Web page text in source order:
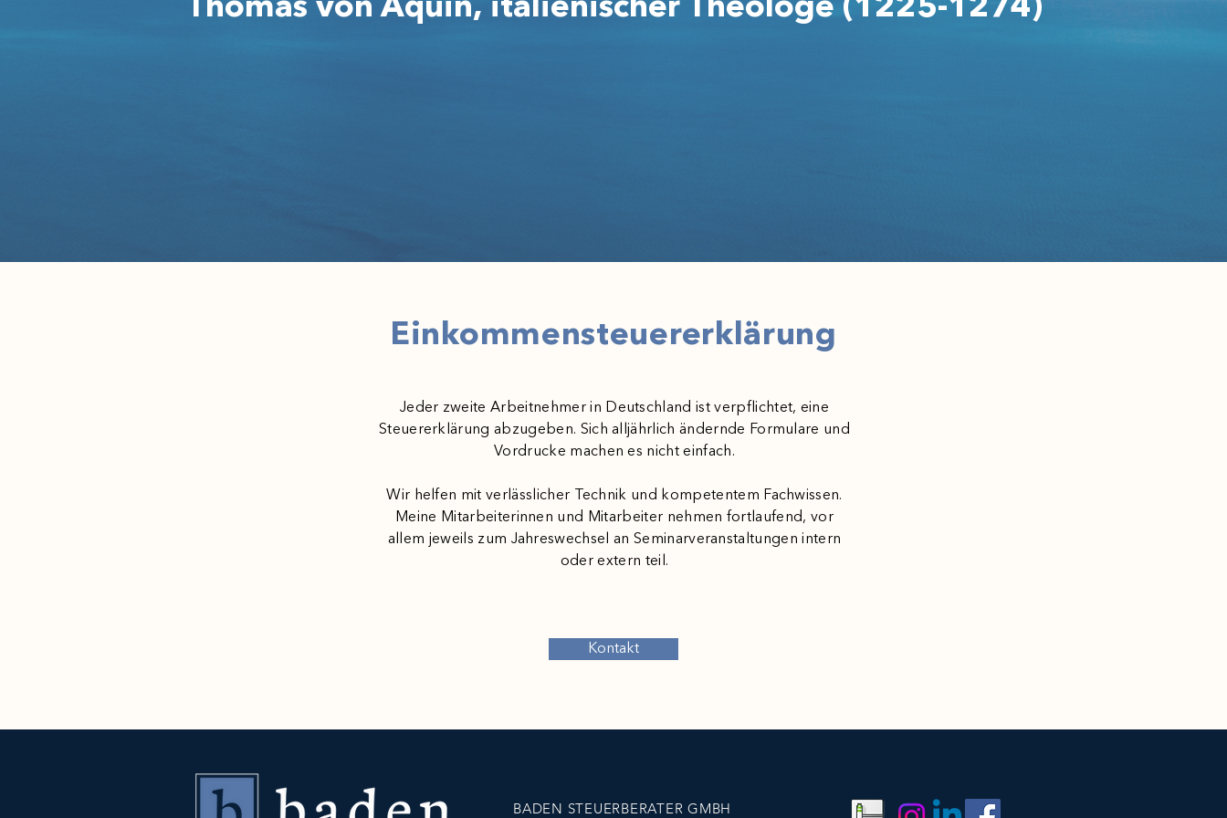
Thomas von Aquin, italienischer Theologe (1225-1274)
Einkommensteuererklärung
Jeder zweite Arbeitnehmer in Deutschland ist verpflichtet, eine
Steuererklärung abzugeben. Sich alljährlich ändernde Formulare und
Vordrucke machen es nicht einfach.
Wir helfen mit verlässlicher Technik und kompetentem Fachwissen.
Meine Mitarbeiterinnen und Mitarbeiter nehmen fortlaufend, vor
allem jeweils zum Jahreswechsel an Seminarveranstaltungen intern
oder extern teil.
Kontakt
BADEN STEUERBERATER GMBH